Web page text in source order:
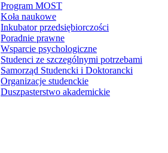
Program MOST
Koła naukowe
Inkubator przedsiębiorczości
Poradnie prawne
Wsparcie psychologiczne
Studenci ze szczególnymi potrzebami
Samorząd Studencki i Doktorancki
Organizacje studenckie
Duszpasterstwo akademickie